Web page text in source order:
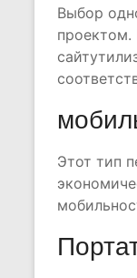
Выбор
проектом.
Этот тип